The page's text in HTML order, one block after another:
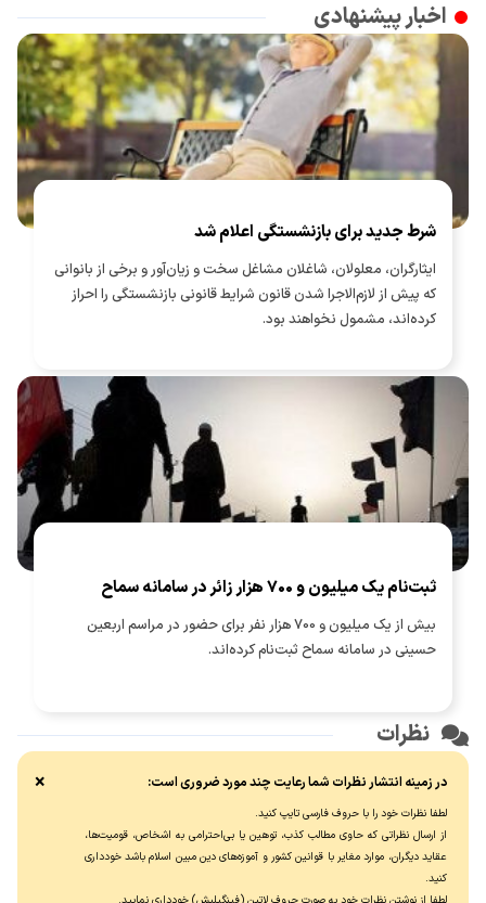
اخبار پیشنهادی
شرط جدید برای بازنشستگی اعلام شد
ایثارگران، معلولان، شاغلان مشاغل سخت و زیان‌آور و برخی از بانوانی
که پیش از لازم‌الاجرا شدن قانون شرایط قانونی بازنشستگی را احراز
کرده‌اند، مشمول نخواهند بود.
ثبت‌نام یک میلیون و 700 هزار زائر در سامانه سماح ‌
بیش از یک میلیون و 700 هزار نفر برای حضور در مراسم اربعین
حسینی در سامانه سماح ثبت‌نام کرده‌اند.
نظرات
در زمینه انتشار نظرات شما رعایت چند مورد ضروری است:
لطفا نظرات خود را با حروف فارسی تایپ کنید.
از ارسال نظراتی که حاوی مطالب کذب، توهین یا بی‌احترامی به اشخاص، قومیت‌ها،
عقاید دیگران، موارد مغایر با قوانین کشور و آموزه‌های دین مبین اسلام باشد خودداری
کنید.
×